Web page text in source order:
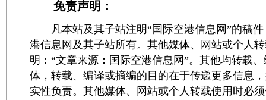
免责声明：
凡本站及其子站注明“国际空港信息网”的稿件
港信息网及其子站所有。其他媒体、网站或个人
明：“文章来源：国际空港信息网”。其他均转载
体，转载、编译或摘编的目的在于传递更多信息
实性负责。其他媒体、网站或个人转载使用时必